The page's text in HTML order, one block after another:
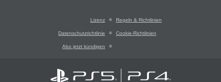
Lizenz Regeln & Richtlinien
Datenschutzrichtlinie Cookie-Richtlinien
Abo jetzt kündigen